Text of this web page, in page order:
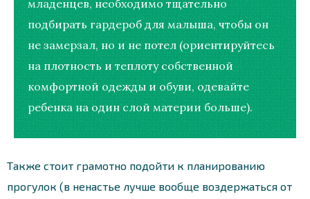
младенцев, необходимо тщательно
подбирать гардероб для малыша, чтобы он
не замерзал, но и не потел (ориентируйтесь
на плотность и теплоту собственной
комфортной одежды и обуви, одевайте
ребенка на один слой материи больше).
Также стоит грамотно подойти к планированию
прогулок (в ненастье лучше вообще воздержаться от